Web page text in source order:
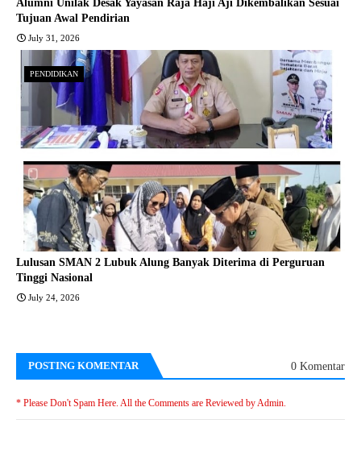
Alumni Unilak Desak Yayasan Raja Haji Aji Dikembalikan Sesuai
Tujuan Awal Pendirian
July 31, 2026
PENDIDIKAN
Lulusan SMAN 2 Lubuk Alung Banyak Diterima di Perguruan
Tinggi Nasional
July 24, 2026
POSTING KOMENTAR 0 Komentar
* Please Don't Spam Here. All the Comments are Reviewed by Admin.